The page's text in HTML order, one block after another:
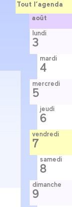
Tout l’agenda
août
lundi
3
mardi
4
mercredi
5
jeudi
6
vendredi
7
samedi
8
dimanche
9